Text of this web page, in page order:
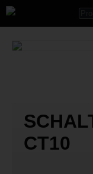
CT10